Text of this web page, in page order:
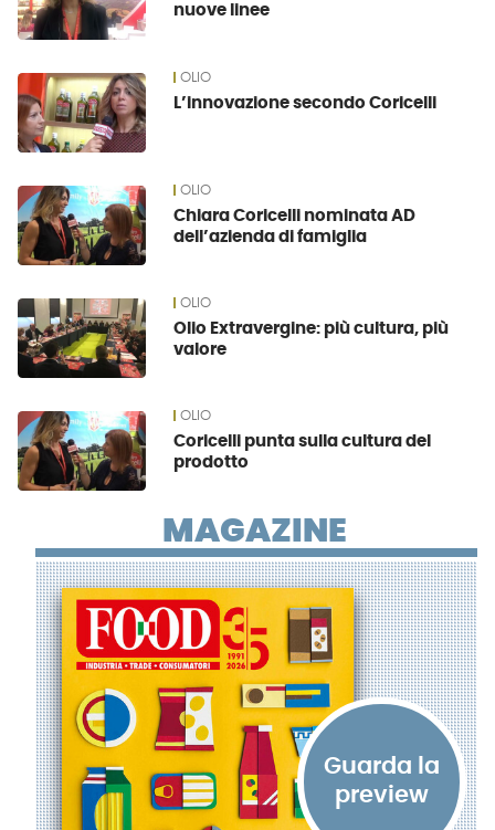
nuove linee
OLIO
L’innovazione secondo Coricelli
OLIO
Chiara Coricelli nominata AD
dell’azienda di famiglia
OLIO
Olio Extravergine: più cultura, più
valore
OLIO
Coricelli punta sulla cultura del
prodotto
MAGAZINE